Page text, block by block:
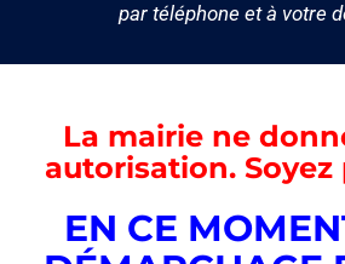
par téléphone et à votre
La mairie ne
autorisation.
EN CE